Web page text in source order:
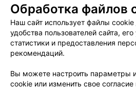
Вакансии
Публичный договор
Публичный договор по
«Афиша»
Пользовательское
Связаться по вопросам
Обработка файлов
Наш сайт использует файлы cookie
удобства пользователей сайта,
статистики и предоставления
рекомендаций.
Вы можете настроить параметры
cookie или изменить свое